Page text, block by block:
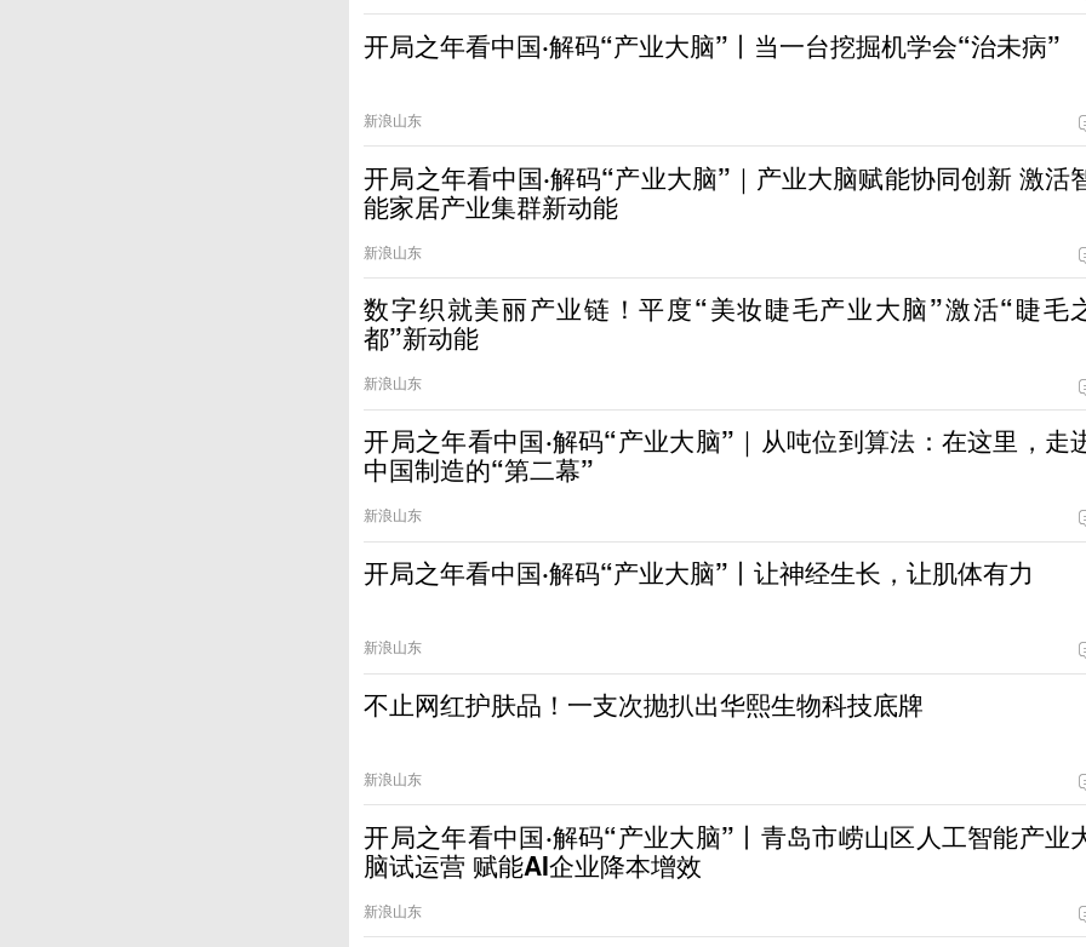
开局之年看中国·解码“产业大脑”丨当一台挖掘机学会“治未病”
新浪山东
开局之年看中国·解码“产业大脑”｜产业大脑赋能协同创新 激活
能家居产业集群新动能
新浪山东
数字织就美丽产业链！平度“美妆睫毛产业大脑”激活“睫毛
都”新动能
新浪山东
开局之年看中国·解码“产业大脑”｜从吨位到算法：在这里，走
中国制造的“第二幕”
新浪山东
开局之年看中国·解码“产业大脑”丨让神经生长，让肌体有力
新浪山东
不止网红护肤品！一支次抛扒出华熙生物科技底牌
新浪山东
开局之年看中国·解码“产业大脑”丨青岛市崂山区人工智能产业
脑试运营 赋能AI企业降本增效
新浪山东